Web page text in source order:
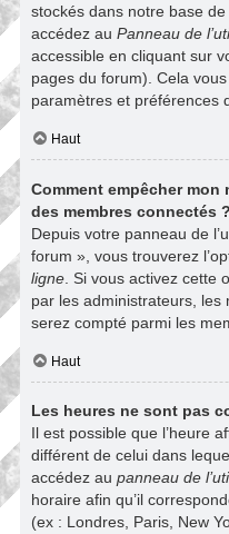
stockés dans notre base
accédez au Panneau de
accessible en cliquant sur
pages du forum). Cela
paramètres et préférences
Haut
Comment empêcher mon
des membres connectés ?
Depuis votre panneau de
forum », vous trouverez
ligne . Si vous activez cette
par les administrateurs, les
serez compté parmi les
Haut
Les heures ne sont pas
Il est possible que l’heure
différent de celui dans
accédez au panneau de
horaire afin qu’il
(ex : Londres, Paris, New